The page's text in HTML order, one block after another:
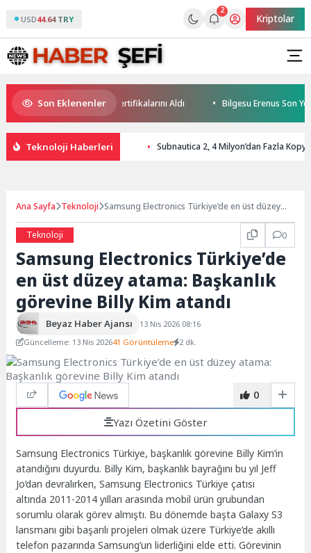
USD44.64 TRY
2
Kriptolar
Son Eklenenler
Geleceğin Yüzücüleri Sertifikalarını Aldı Bilgesu Erenus Son
Teknoloji Haberleri Subnautica 2, 4 Milyon’dan Fazla Kopya
Ana Sayfa Teknoloji Samsung Electronics Türkiye’de en üst düzey
Teknoloji
0
Samsung Electronics Türkiye’de
en üst düzey atama: Başkanlık
görevine Billy Kim atandı
Beyaz Haber Ajansı
13 Nis 2026 08:16
Güncelleme: 13 Nis 202641 Görüntüleme 2 dk.
0
Yazı Özetini Göster
Samsung Electronics Türkiye, başkanlık görevine Billy Kim’in
atandığını duyurdu. Billy Kim, başkanlık bayrağını bu yıl Jeff
Jo’dan devralırken, Samsung Electronics Türkiye çatısı
altında 2011-2014 yılları arasında mobil ürün grubundan
sorumlu olarak görev almıştı. Bu dönemde başta Galaxy S3
lansmanı gibi başarılı projeleri olmak üzere Türkiye’de akıllı
telefon pazarında Samsung’un liderliğini elde etti. Görevinin